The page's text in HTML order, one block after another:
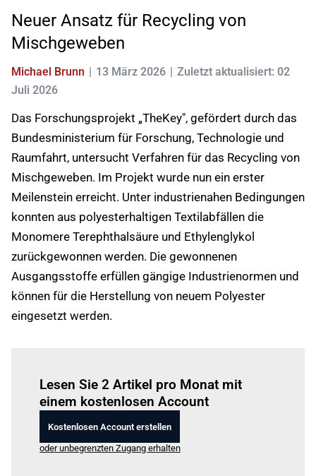
Neuer Ansatz für Recycling von
Mischgeweben
Michael Brunn 13 März 2026
Zuletzt aktualisiert: 02
Juli 2026
Das Forschungsprojekt „TheKey", gefördert durch das
Bundesministerium für Forschung, Technologie und
Raumfahrt, untersucht Verfahren für das Recycling von
Mischgeweben. Im Projekt wurde nun ein erster
Meilenstein erreicht. Unter industrienahen Bedingungen
konnten aus polyesterhaltigen Textilabfällen die
Monomere Terephthalsäure und Ethylenglykol
zurückgewonnen werden. Die gewonnenen
Ausgangsstoffe erfüllen gängige Industrienormen und
können für die Herstellung von neuem Polyester
eingesetzt werden.
Lesen Sie 2 Artikel pro Monat mit
einem kostenlosen Account
Kostenlosen Account erstellen
oder unbegrenzten Zugang erhalten